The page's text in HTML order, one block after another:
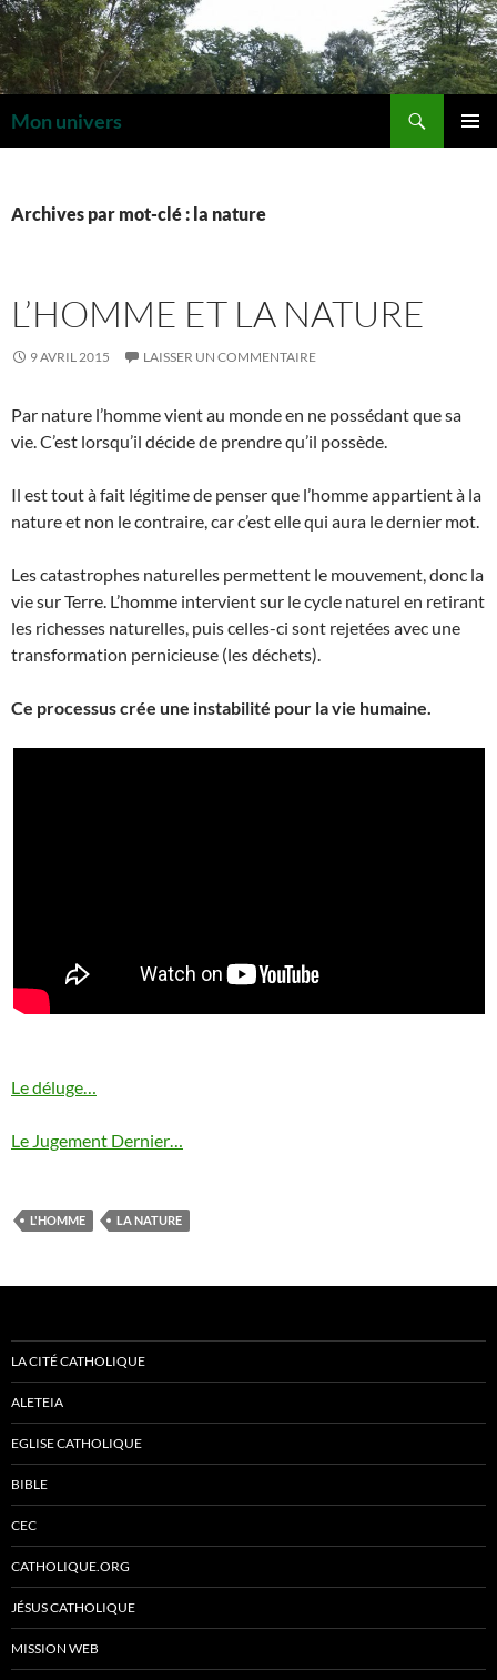
Aller
au
contenu
Mon univers
Archives par mot-clé : la nature
L’HOMME ET LA NATURE
9 AVRIL 2015 LAISSER UN COMMENTAIRE
Par nature l’homme vient au monde en ne possédant que sa
vie. C’est lorsqu’il décide de prendre qu’il possède.
Il est tout à fait légitime de penser que l’homme appartient à la
nature et non le contraire, car c’est elle qui aura le dernier mot.
Les catastrophes naturelles permettent le mouvement, donc la
vie sur Terre. L’homme intervient sur le cycle naturel en retirant
les richesses naturelles, puis celles-ci sont rejetées avec une
transformation pernicieuse (les déchets).
Ce processus crée une instabilité pour la vie humaine.
Le déluge…
Le Jugement Dernier…
L'HOMME LA NATURE
LA CITÉ CATHOLIQUE
ALETEIA
EGLISE CATHOLIQUE
BIBLE
CEC
CATHOLIQUE.ORG
JÉSUS CATHOLIQUE
MISSION WEB